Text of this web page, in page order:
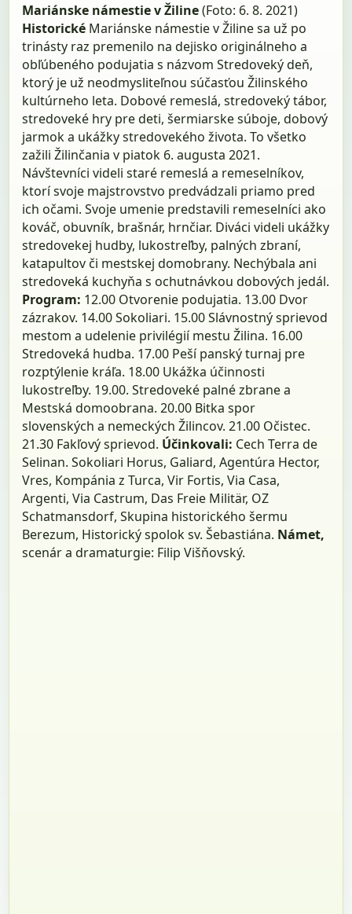
Mariánske námestie v Žiline(Foto: 6. 8. 2021)
Historické Mariánske námestie v Žiline sa už po
trinásty raz premenilo na dejisko originálneho a
obľúbeného podujatia s názvom Stredoveký deň,
ktorý je už neodmysliteľnou súčasťou Žilinského
kultúrneho leta. Dobové remeslá, stredoveký tábor,
stredoveké hry pre deti, šermiarske súboje, dobový
jarmok a ukážky stredovekého života. To všetko
zažili Žilinčania v piatok 6. augusta 2021.
Návštevníci videli staré remeslá a remeselníkov,
ktorí svoje majstrovstvo predvádzali priamo pred
ich očami. Svoje umenie predstavili remeselníci ako
kováč, obuvník, brašnár, hrnčiar. Diváci videli ukážky
stredovekej hudby, lukostreľby, palných zbraní,
katapultov či mestskej domobrany. Nechýbala ani
stredoveká kuchyňa s ochutnávkou dobových jedál.
Program: 12.00 Otvorenie podujatia. 13.00 Dvor
zázrakov. 14.00 Sokoliari. 15.00 Slávnostný sprievod
mestom a udelenie privilégií mestu Žilina. 16.00
Stredoveká hudba. 17.00 Peší panský turnaj pre
rozptýlenie kráľa. 18.00 Ukážka účinnosti
lukostreľby. 19.00. Stredoveké palné zbrane a
Mestská domoobrana. 20.00 Bitka spor
slovenských a nemeckých Žilincov. 21.00 Očistec.
21.30 Fakľový sprievod. Účinkovali: Cech Terra de
Selinan. Sokoliari Horus, Galiard, Agentúra Hector,
Vres, Kompánia z Turca, Vir Fortis, Via Casa,
Argenti, Via Castrum, Das Freie Militär, OZ
Schatmansdorf, Skupina historického šermu
Berezum, Historický spolok sv. Šebastiána. Námet,
scenár a dramaturgie: Filip Višňovský.